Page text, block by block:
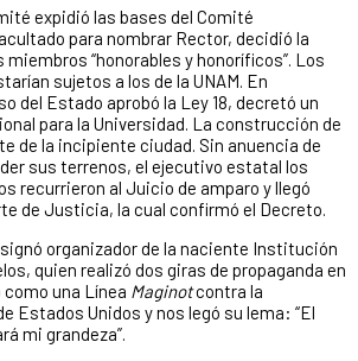
expidió las bases del Comité
para nombrar Rector, decidió la
“honorables y honoríficos”. Los
sujetos a los de la UNAM. En
del Estado aprobó la Ley 18, decretó un
para la Universidad. La construcción de
de la incipiente ciudad. Sin anuencia de
sus terrenos, el ejecutivo estatal los
recurrieron al Juicio de amparo y llegó
de Justicia, la cual confirmó el Decreto.
organizador de la naciente Institución
quien realizó dos giras de propaganda en
una Línea Maginotcontra la
Estados Unidos y nos legó su lema: “El
mi grandeza”.